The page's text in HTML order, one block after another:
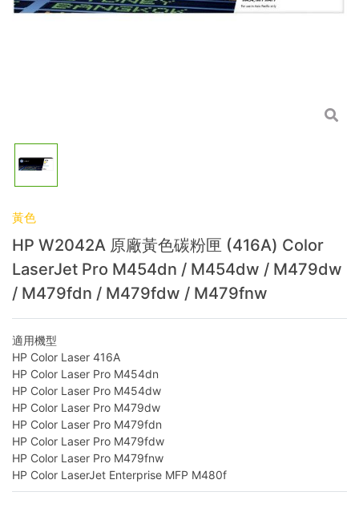
黃色
HP W2042A 原廠黃色碳粉匣 (416A) Color
LaserJet Pro M454dn / M454dw / M479dw
/ M479fdn / M479fdw / M479fnw
適用機型
HP Color Laser 416A
HP Color Laser Pro M454dn
HP Color Laser Pro M454dw
HP Color Laser Pro M479dw
HP Color Laser Pro M479fdn
HP Color Laser Pro M479fdw
HP Color Laser Pro M479fnw
HP Color LaserJet Enterprise MFP M480f